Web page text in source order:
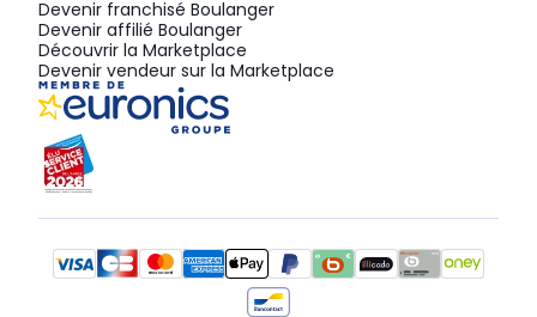
Devenir franchisé Boulanger
Devenir affilié Boulanger
Découvrir la Marketplace
Devenir vendeur sur la Marketplace